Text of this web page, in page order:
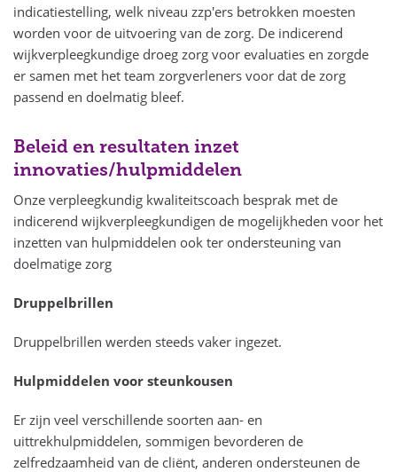
indicatiestelling, welk niveau zzp'ers betrokken moesten
worden voor de uitvoering van de zorg. De indicerend
wijkverpleegkundige droeg zorg voor evaluaties en zorgde
er samen met het team zorgverleners voor dat de zorg
passend en doelmatig bleef.
Beleid en resultaten inzet
innovaties/hulpmiddelen
Onze verpleegkundig kwaliteitscoach besprak met de
indicerend wijkverpleegkundigen de mogelijkheden voor het
inzetten van hulpmiddelen ook ter ondersteuning van
doelmatige zorg
Druppelbrillen
Druppelbrillen werden steeds vaker ingezet.
Hulpmiddelen voor steunkousen
Er zijn veel verschillende soorten aan- en
uittrekhulpmiddelen, sommigen bevorderen de
zelfredzaamheid van de cliënt, anderen ondersteunen de